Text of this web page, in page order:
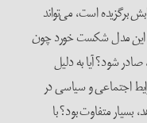
برگزیده است، می‌تواند
این مدل شکست خورد چون
شود؟ آیا به دلیل
اجتماعی و سیاسی در
متفاوت بود؟ با